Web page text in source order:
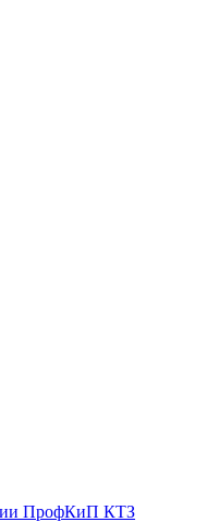
ПрофКиП КТЗ